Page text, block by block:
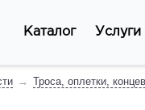
Каталог Услуги
Троса, оплетки,